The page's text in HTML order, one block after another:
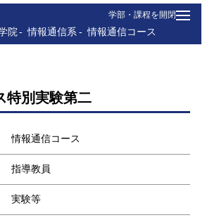
学部・課程を開閉
院 情報通信系 情報通信コース
特別実験第二
情報通信コース
指導教員
実験等